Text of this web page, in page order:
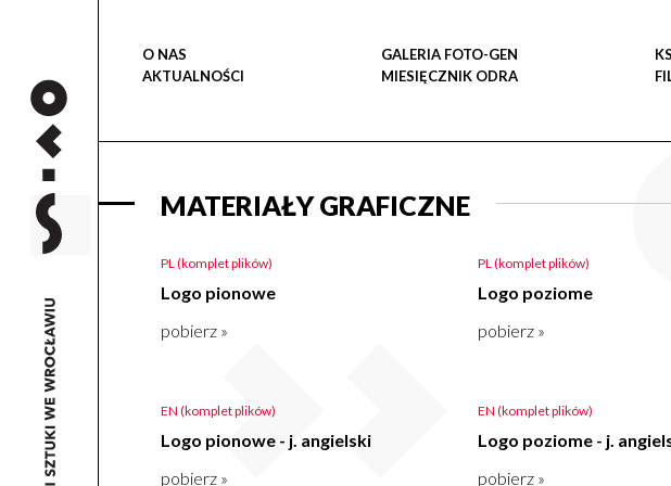
O NAS
AKTUALNOŚCI
GALERIA FOTO-GEN
MIESIĘCZNIK ODRA
MATERIAŁY GRAFICZNE
PL (komplet plików)
Logo pionowe
pobierz »
PL (komplet plików)
Logo poziome
pobierz »
EN (komplet plików)
Logo pionowe - j. angielski
pobierz »
EN (komplet plików)
Logo poziome - j.
pobierz »